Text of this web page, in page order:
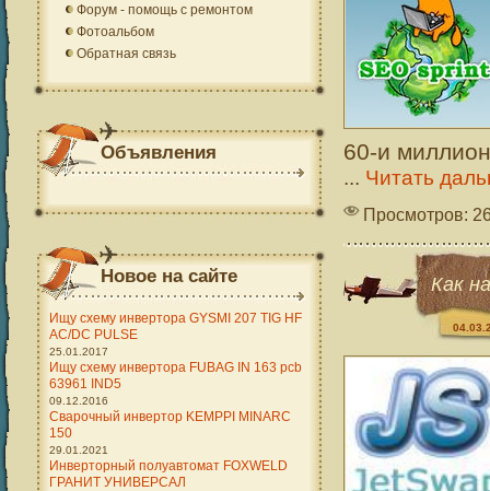
60-и
... Читать
Просмотров:
Как
Форум - помощь с ремонтом
Фотоальбом
Обратная связь
Объявления
Новое на сайте
Ищу схему инвертора GYSMI 207 TIG HF
AC/DC PULSE
25.01.2017
Ищу схему инвертора FUBAG IN 163 pcb
63961 IND5
09.12.2016
Сварочный инвертор KEMPPI MINARC
150
29.01.2021
Инверторный полуавтомат FOXWELD
ГРАНИТ УНИВЕРСАЛ